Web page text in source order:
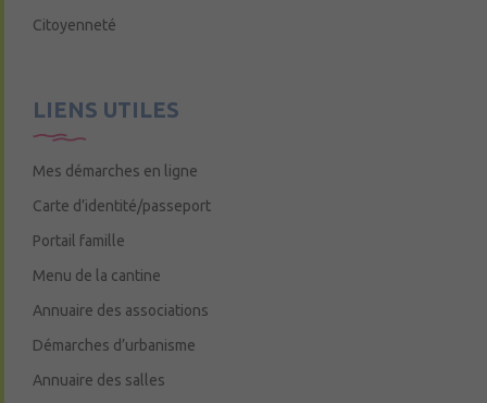
Citoyenneté
LIENS UTILES
Mes démarches en ligne
Carte d’identité/passeport
Portail famille
Menu de la cantine
Annuaire des associations
Démarches d’urbanisme
Annuaire des salles